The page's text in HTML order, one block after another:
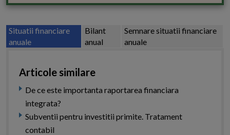
Situatii financiare
anuale
Bilant
anual
Semnare situatii financiare
anuale
Articole similare
De ce este importanta raportarea financiara
integrata?
Subventii pentru investitii primite. Tratament
contabil